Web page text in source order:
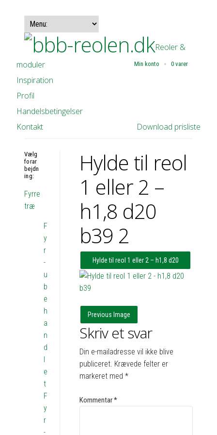
Min konto 0 varer
Reoler &
moduler
Inspiration
Profil
Handelsbetingelser
Download prisliste
Kontakt
Hylde til reol
1 eller 2 –
h1,8 d20
b39 2
Hylde til reol 1 eller 2 – h1,8 d20
b39
Previous Image
Skriv et svar
Din e-mailadresse vil ikke blive
publiceret. Krævede felter er
markeret med*
Kommentar*
Vælg
forar
bejdn
ing:
Fyrre
træ
F
y
r
-
u
b
e
h
a
n
d
l
e
t
F
y
r
-